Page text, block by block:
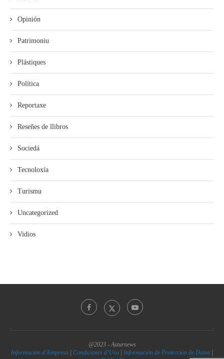
Opinión
Patrimoniu
Plástiques
Política
Reportaxe
Reseñes de llibros
Sociedá
Tecnoloxía
Turismu
Uncategorized
Vidios
@2023 - Asturnews
Información d’Empresa | Condiciones d’Usu | Información de Protección de Datos |